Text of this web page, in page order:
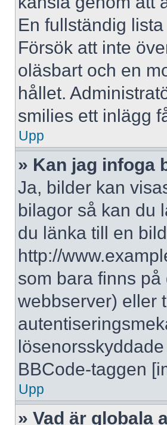
En fullständig
Försök att inte
oläsbart och en
hållet.
smilies ett inlägg
Upp
» Kan jag infoga
Ja, bilder kan
bilagor så kan du
du länka till en
http://
som bara finns
webbserver) eller
BBCode-taggen
Upp
» Vad är globala